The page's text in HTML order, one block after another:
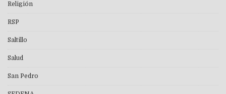
Religión
RSP
Saltillo
Salud
San Pedro